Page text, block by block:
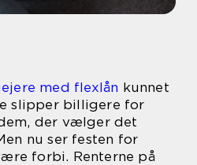
med flexlån kunnet
slipper billigere for
der vælger det
nu ser festen for
forbi. Renterne på